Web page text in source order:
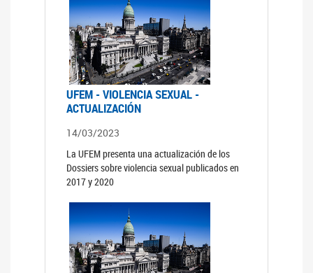
UFEM - VIOLENCIA SEXUAL -
ACTUALIZACIÓN
14/03/2023
La UFEM presenta una actualización de los
Dossiers sobre violencia sexual publicados en
2017 y 2020